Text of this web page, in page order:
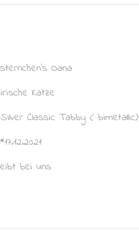
Oana
Katze
Classic Tabby ( bimetallic)
*17.12.2021
bei uns